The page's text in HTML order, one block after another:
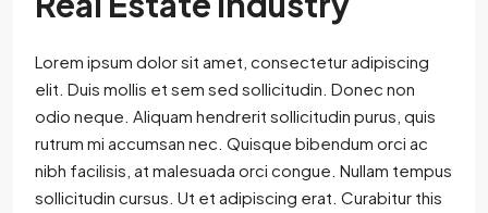
Lorem ipsum dolor sit amet, consectetur adipiscing
elit. Duis mollis et sem sed sollicitudin. Donec non
odio neque. Aliquam hendrerit sollicitudin purus, quis
rutrum mi accumsan nec. Quisque bibendum orci ac
nibh facilisis, at malesuada orci congue. Nullam tempus
sollicitudin cursus. Ut et adipiscing erat. Curabitur this